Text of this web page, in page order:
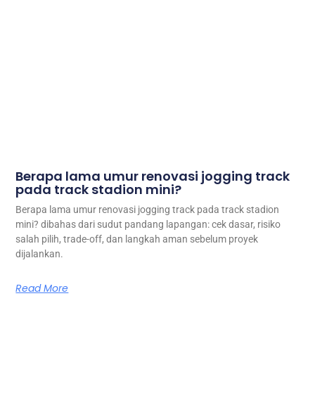
Berapa lama umur renovasi jogging track
pada track stadion mini?
Berapa lama umur renovasi jogging track pada track stadion
mini? dibahas dari sudut pandang lapangan: cek dasar, risiko
salah pilih, trade-off, dan langkah aman sebelum proyek
dijalankan.
Read More